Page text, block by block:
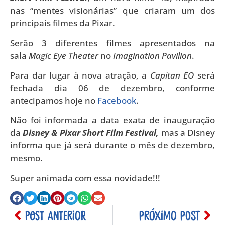
nas “mentes visionárias” que criaram um dos
principais filmes da Pixar.
Serão 3 diferentes filmes apresentados na
sala Magic Eye TheaternoImagination Pavilion.
Para dar lugar à nova atração, a Capitan EO será
fechada dia 06 de dezembro, conforme
antecipamos hoje no Facebook.
Não foi informada a data exata de inauguração
daDisney & Pixar Short Film Festival, mas a Disney
informa que já será durante o mês de dezembro,
mesmo.
Super animada com essa novidade!!!
POST ANTERIOR PRÓXIMO POST